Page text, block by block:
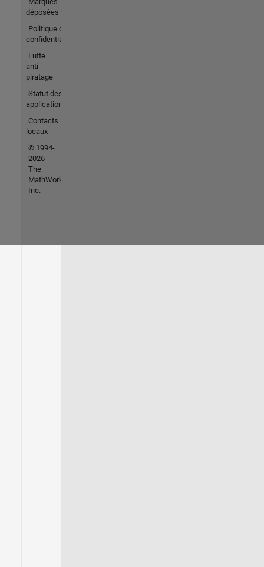
déposées
Politique de
confidentialité
Lutte
anti-
piratage
Statut des
applications
Contacts
locaux
© 1994-
2026
The
MathWorks,
Inc.